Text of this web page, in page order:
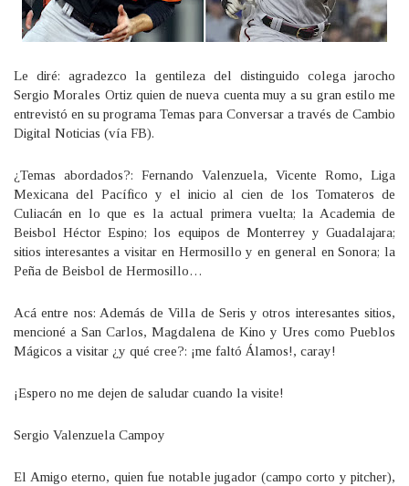
Le diré: agradezco la gentileza del distinguido colega jarocho
Sergio Morales Ortiz quien de nueva cuenta muy a su gran estilo me
entrevistó en su programa Temas para Conversar a través de Cambio
Digital Noticias (vía FB).
¿Temas abordados?: Fernando Valenzuela, Vicente Romo, Liga
Mexicana del Pacífico y el inicio al cien de los Tomateros de
Culiacán en lo que es la actual primera vuelta; la Academia de
Beisbol Héctor Espino; los equipos de Monterrey y Guadalajara;
sitios interesantes a visitar en Hermosillo y en general en Sonora; la
Peña de Beisbol de Hermosillo…
Acá entre nos: Además de Villa de Seris y otros interesantes sitios,
mencioné a San Carlos, Magdalena de Kino y Ures como Pueblos
Mágicos a visitar ¿y qué cree?: ¡me faltó Álamos!, caray!
¡Espero no me dejen de saludar cuando la visite!
Sergio Valenzuela Campoy
El Amigo eterno, quien fue notable jugador (campo corto y pitcher),